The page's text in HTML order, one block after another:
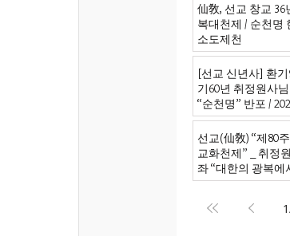
仙敎, 선교 창교 36
복대천제 / 순천명
소도제천
[선교 신년사] 환
기60년 취정원사
“순천명” 반포 /
선교(仙敎) “제80
교화천제” _ 취정
좌 “대한의 광복에
원의 신성회복으
1